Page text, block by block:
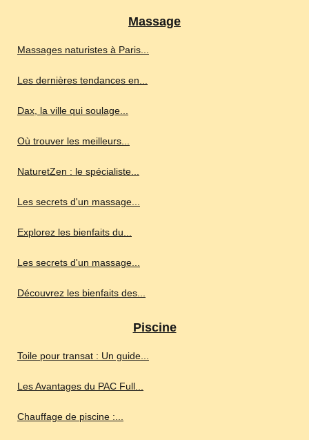
Massage
Massages naturistes à Paris...
Les dernières tendances en...
Dax, la ville qui soulage...
Où trouver les meilleurs...
NaturetZen : le spécialiste...
Les secrets d'un massage...
Explorez les bienfaits du...
Les secrets d'un massage...
Découvrez les bienfaits des...
Piscine
Toile pour transat : Un guide...
Les Avantages du PAC Full...
Chauffage de piscine :...